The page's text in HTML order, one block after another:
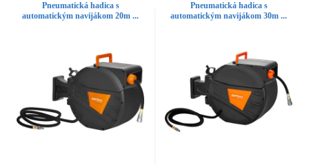
Pneumatická hadica s
automatickým navijákom 20m ...
Pneumatická hadica s
automatickým navijákom 30m ...